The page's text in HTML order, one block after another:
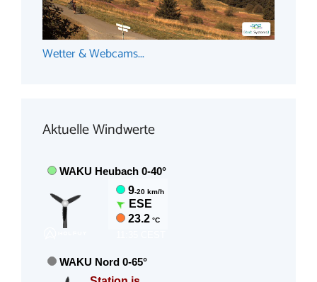
Wetter & Webcams...
Aktuelle Windwerte